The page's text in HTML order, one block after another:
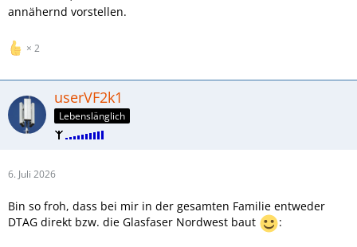
annähernd vorstellen.
2
userVF2k1
Lebenslänglich
6. Juli 2026
Bin so froh, dass bei mir in der gesamten Familie entweder
DTAG direkt bzw. die Glasfaser Nordwest baut
: